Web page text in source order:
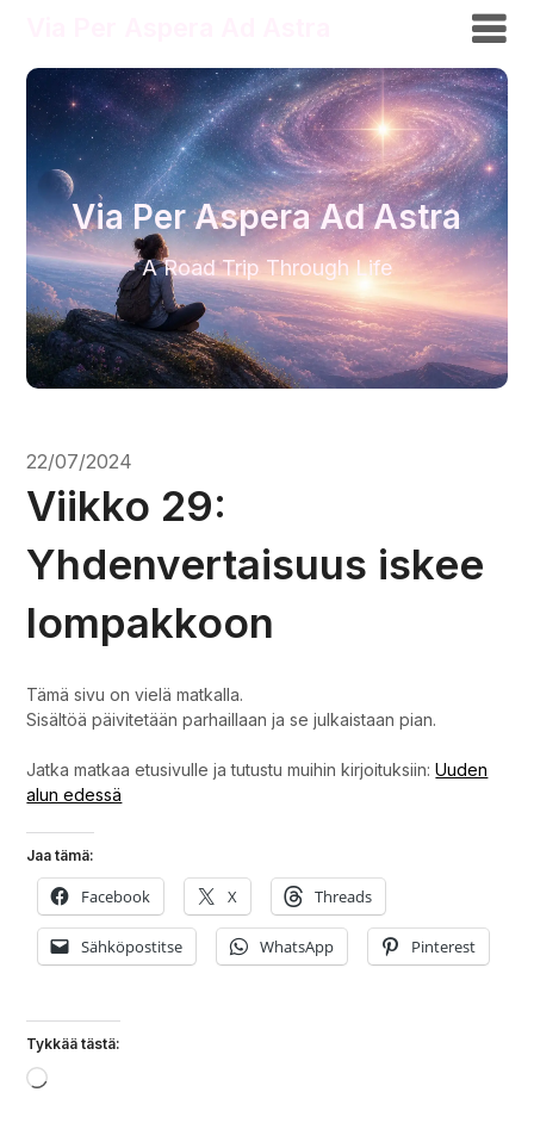
Via Per Aspera Ad Astra
A Road Trip Through Life
22/07/2024
Viikko 29:
Yhdenvertaisuus iskee
lompakkoon
Tämä sivu on vielä matkalla.
Sisältöä päivitetään parhaillaan ja se julkaistaan pian.
Jatka matkaa etusivulle ja tutustu muihin kirjoituksiin:Uuden
alun edessä
Jaa tämä:
Facebook X Threads
Sähköpostitse WhatsApp Pinterest
Tykkää tästä:
Loading…